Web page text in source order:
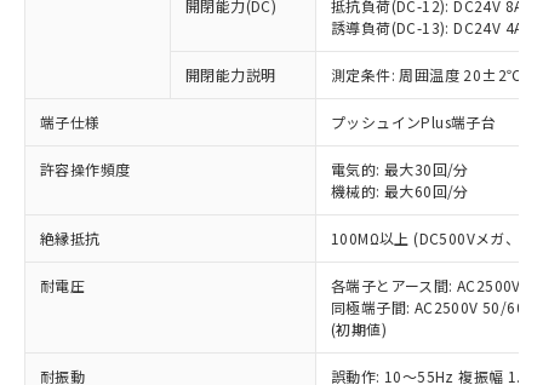
開閉能力(DC)
抵抗負荷(DC-12): DC24V 8A/
誘導負荷(DC-13): DC24V 4A/
開閉能力説明 測定条件: 周囲温度 20±2℃、
端子仕様 プッシュインPlus端子台
許容操作頻度
電気的: 最大30回/分
機械的: 最大60回/分
絶縁抵抗 100MΩ以上 (DC500Vメガ、点
耐電圧
各端子とアース間: AC2500V
同極端子間: AC2500V 50/
(初期値)
耐振動 誤動作: 10～55Hz 複振幅
ことをご了承ください。
在庫状況および標準価格照会結果は、
記載している更新日時点での社内デー
タに基づき作成されるものであり、閲
覧された時点での実際の在庫および標
準価格とは異なる場合があることをご
正式な納期状況および標準価格はお客
様のお取引先、またはお客様担当のオ
ムロン制御機器販売店・当社販売員に
オムロン制御機器販売店や当社販売拠
販売ネットワーク
」をご確認
在庫状況および標準価格結果を当社の
むを得ず変更することがあります。
*EU RoHS指令（10物質）：
鉛(Pb) 1000ppm以下、 水銀(Hg) 1000ppm以下、 カド
ミウム(Cd) 100ppm以下、
六価クロム(Cr(Ⅵ)) 1000ppm以下、ポリ臭化ビフェニル
類(PBB) 1000ppm以下、ポリ臭化ジフェニルエーテル類
(PBDE) 1000ppm以下、フタル酸ビス(2-エチルヘキシ
ル) (DEHP)(別名：DOP) 1000ppm以下、フタル酸ブチ
(DIBP) 1000ppm以下
但し、RoHS指令で産業用監視および制御機器に対する
フタル酸エステル類の４物質については閾値を超える意
図的な使用がないことを確認しています。
「－」：未確認です。当社販売部門へお問
*中国RoHS10物質の基準値 (GB/T26572)：
Pb(鉛) :1000ppm、 Hg(水銀) : 1000ppm、 Cd(カドミウ
ニル類) : 1000ppm、 PBDEs(ポリ臭化ジフェニルエーテ
DBP(フタル酸ジブチル) : 1000ppm、 DIBP(フタル酸ジ
イソブチル) : 1000ppm、 BBP(フタル酸ブチルベンジ
ル) : 1000ppm、
DEHP(フタル酸ビス(2-エチルヘキシル)) : 1000ppm
当社は、これら貴社製品のうち、外国
為替および外国貿易法に定める商品
（以下｢規制貨物等」という）を輸出
または国外への提供する場合は、日本
国政府の輸出許可(または役務取引許
可)を取得するなどの必要な手続きを
当社は規制貨物を破棄する場合は、完
全に破砕するなど、違法に輸出されな
いよう必要な手段を講じます。
当社は貴社製品を、核兵器、ミサイ
ル、化学兵器、生物兵器またはその他
武器並びにこれらの製造装置等に一切
当社は、貴社製品を第三者に販売する
○ 一定数以上の在庫あり
一定数には満たないが在庫あり
在庫なし(最新の在庫状況につ
いては、お客様のお取引先、ま
たはお客様担当のオムロン制御
機器販売店・当社販売員にご確